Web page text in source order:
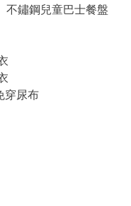
不鏽鋼兒童巴士餐盤
穿尿布